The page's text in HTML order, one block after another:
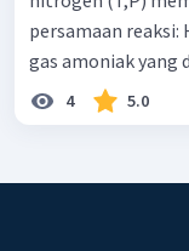
persamaan reaksi: H 2 ​ ( g ) + N 2 ​ ( g ) → NH 3 ​ ( g ) Volume
gas amoniak yang
4 5.0